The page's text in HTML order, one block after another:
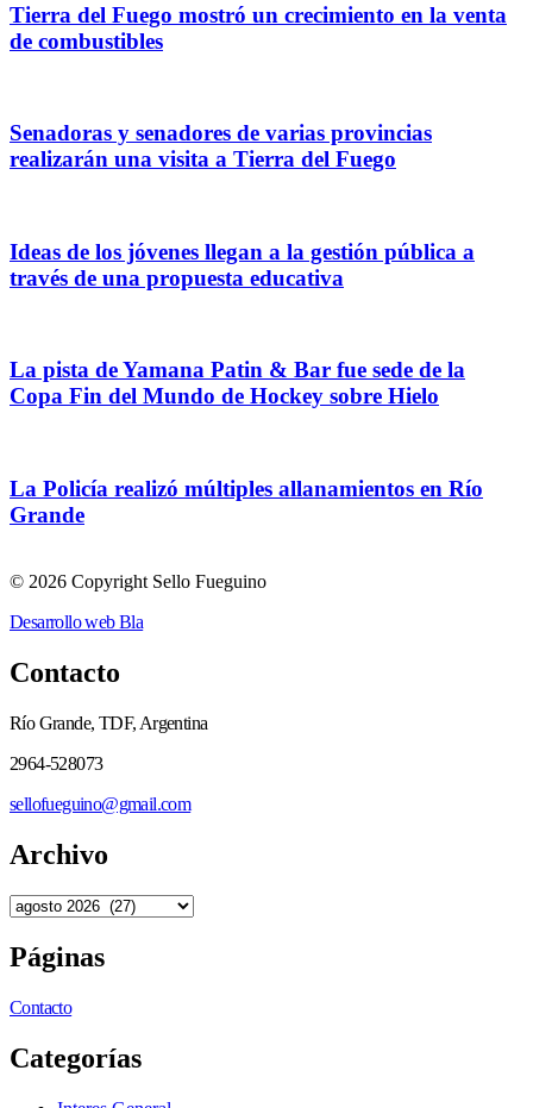
Tierra del Fuego mostró un crecimiento en la venta
de combustibles
Senadoras y senadores de varias provincias
realizarán una visita a Tierra del Fuego
Ideas de los jóvenes llegan a la gestión pública a
través de una propuesta educativa
La pista de Yamana Patin & Bar fue sede de la
Copa Fin del Mundo de Hockey sobre Hielo
La Policía realizó múltiples allanamientos en Río
Grande
© 2026 Copyright Sello Fueguino
Desarrollo web Bla
Contacto
Río Grande, TDF, Argentina
2964-528073
sellofueguino@gmail.com
Archivo
Páginas
Contacto
Categorías